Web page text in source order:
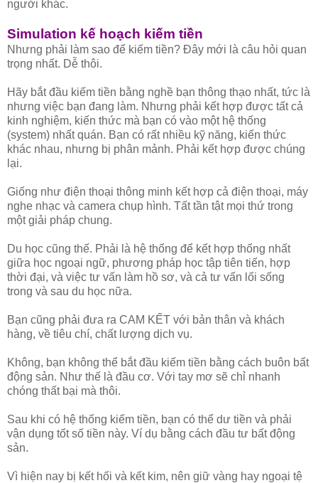
người khác.
Simulation kế hoạch kiếm tiền
Nhưng phải làm sao để kiếm tiền? Đây mới là câu hỏi quan
trọng nhất. Dễ thôi.
Hãy bắt đầu kiếm tiền bằng nghề bạn thông thạo nhất, tức là
nhưng việc bạn đang làm. Nhưng phải kết hợp được tất cả
kinh nghiệm, kiến thức mà bạn có vào một hệ thống
(system) nhất quán. Bạn có rất nhiều kỹ năng, kiến thức
khác nhau, nhưng bị phân mảnh. Phải kết hợp được chúng
lại.
Giống như điện thoại thông minh kết hợp cả điện thoại, máy
nghe nhạc và camera chụp hình. Tất tần tật mọi thứ trong
một giải pháp chung.
Du học cũng thế. Phải là hệ thống để kết hợp thống nhất
giữa học ngoại ngữ, phương pháp học tập tiên tiến, hợp
thời đại, và việc tư vấn làm hồ sơ, và cả tư vấn lối sống
trong và sau du học nữa.
Bạn cũng phải đưa ra CAM KẾT với bản thân và khách
hàng, về tiêu chí, chất lượng dịch vụ.
Không, bạn không thể bắt đầu kiếm tiền bằng cách buôn bất
động sản. Như thế là đầu cơ. Với tay mơ sẽ chỉ nhanh
chóng thất bại mà thôi.
Sau khi có hệ thống kiếm tiền, bạn có thể dư tiền và phải
vận dụng tốt số tiền này. Ví dụ bằng cách đầu tư bất động
sản.
Vì hiện nay bị kết hối và kết kim, nên giữ vàng hay ngoại tệ